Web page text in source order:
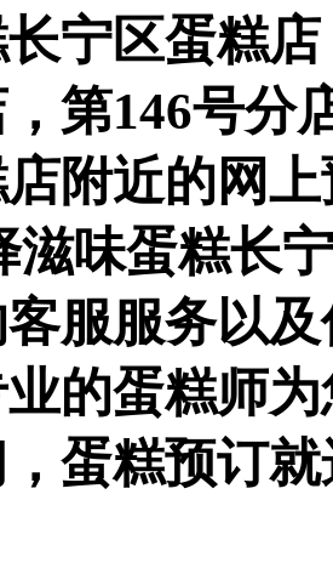
宁区蛋糕
第146号分
附近的网
滋味蛋糕长
服服务以
的蛋糕师
蛋糕预订